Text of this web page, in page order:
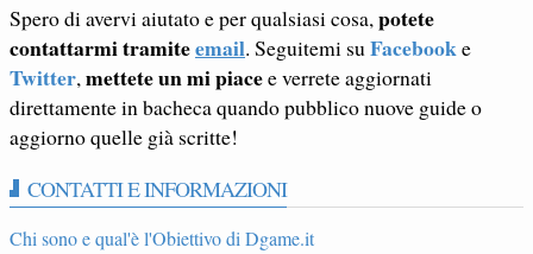
Spero di avervi aiutato e per qualsiasi cosa, potete
contattarmi tramiteemail. Seguitemi su Facebooke
Twitter, mettete un mi piacee verrete aggiornati
direttamente in bacheca quando pubblico nuove guide o
aggiorno quelle già scritte!
CONTATTI E INFORMAZIONI
Chi sono e qual'è l'Obiettivo di Dgame.it